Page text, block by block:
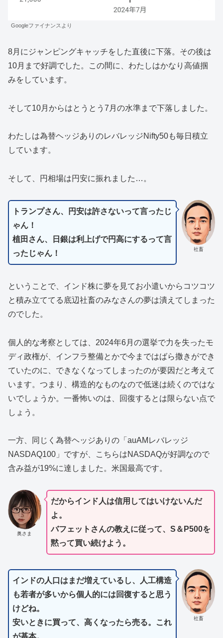
Googleファイナンスより
8月にジャンピングキャッチをした直後に下落。その後は
10月まで好調でした。この間に、わたしはかなり高値掴
みをしています。
そして10月からはとうとう7月の水準まで下落しました。
わたしは為替ヘッジありのレバレッジNifty50も毎日積立
しています。
そして、円相場は円安に振れました…。
社畜
トランプさん、円安は許さないって言ったじ
ゃん！
植田さん、日銀は利上げで円高にするって言
ったじゃん！
ということで、インド株に夢を見てお小遣いからコツコツ
と積み立ててる底辺社畜のみなさんの夢は潰えてしまった
のでした。
個人的な考察としては、2024年6月の選挙で力を失ったモ
ディ政権が、インフラ整備とかで今まではばら撒きができ
ていたのに、できなくなってしまったのが要因だと考えて
います。つまり、構造的なものなので低迷は続くのではな
いでしょうか。一番怖いのは、回復するとは限らない点で
しょう。
一方、同じく為替ヘッジありの「auAMレバレッジ
NASDAQ100」ですが、こちらはNASDAQが好調なので
含み益が19%に達しました。米国最高です。
奥さま
だからインド人は信用してはいけないんだ
よ。
バフェットさんの教えに従って、S＆P500を
黙って買い続けよう。
社畜
インドの人口はまだ増えているし、人工構造
も若者が多いから個人的には回復すると思う
けどね。
安いときに買って、高くなったら売る。これ
が基本。